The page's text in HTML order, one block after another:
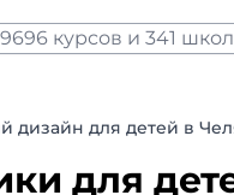
дизайн для детей в
для
Курсы по
Бесплатно